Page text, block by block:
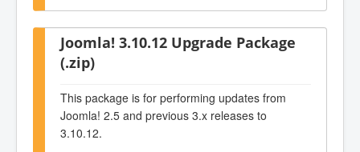
Joomla! 3.10.12 Upgrade Package
(.zip)
This package is for performing updates from
Joomla! 2.5 and previous 3.x releases to
3.10.12.